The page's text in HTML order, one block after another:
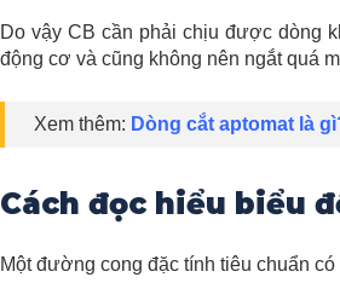
Do vậy CB cần phải chịu được dòng
động cơ và cũng không nên ngắt quá
Xem thêm: Dòng cắt aptomat là
Cách đọc hiểu biểu
Một đường cong đặc tính tiêu chuẩn có